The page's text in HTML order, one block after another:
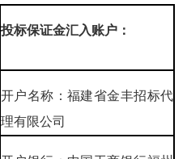
投标保证金汇入账户：
开户名称：福建省金丰招标代
理有限公司